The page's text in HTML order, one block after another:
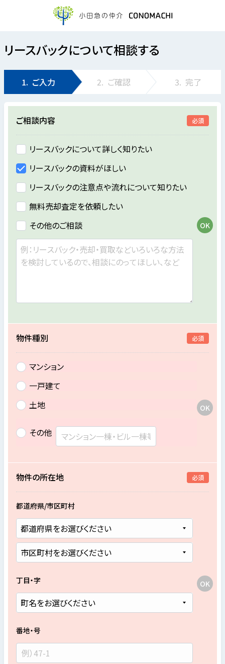
リースバックについて相談する
1. ご入力 2. ご確認 3. 完了
ご相談内容 必須
リースバックについて詳しく知りたい
リースバックの資料がほしい
リースバックの注意点や流れについて知りたい
無料売却査定を依頼したい
その他のご相談
物件種別 必須
マンション
一戸建て
土地
その他
物件の所在地 必須
都道府県/市区町村
丁目・字
番地・号